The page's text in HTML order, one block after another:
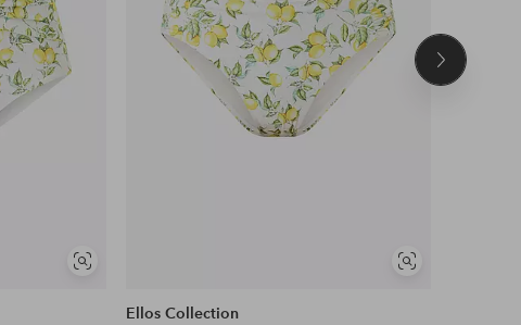
Soortgelijke
Soortgelijke
Ellos Collection
Volgend